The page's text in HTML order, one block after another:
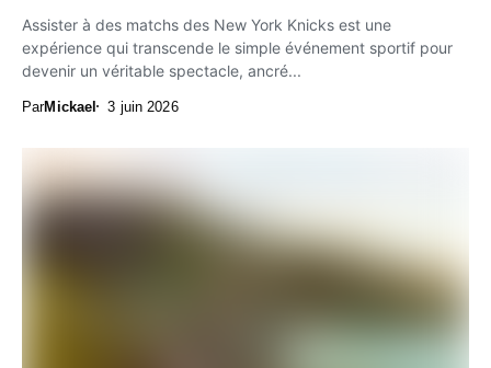
Assister à des matchs des New York Knicks est une
expérience qui transcende le simple événement sportif pour
devenir un véritable spectacle, ancré...
ParMickael 3 juin 2026